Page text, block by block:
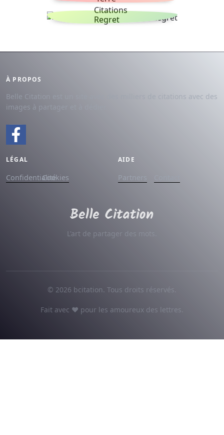
Citations
Regret
À PROPOS
Belle Citation est un site avec des milliers de citations avec des
images à partager et à dédier.
LÉGAL
ConfidentialitéCookies
AIDE
Partners
L'art de partager des mots.
© 2026 bcitation. Tous droits réservés.
Fait avec ♥ pour les amoureux des lettres.